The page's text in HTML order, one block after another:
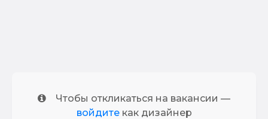
Чтобы откликаться на вакансии —
войдитекак дизайнер